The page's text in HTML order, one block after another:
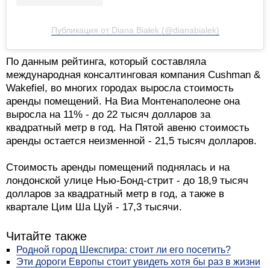
Публикация от Diana Białek (@dianabialek)
По данным рейтинга, который составляла
международная консалтинговая компания Cushman &
Wakefiel, во многих городах выросла стоимость
аренды помещений. На Виа Монтенаполеоне она
выросла на 11% - до 22 тысяч долларов за
квадратный метр в год. На Пятой авеню стоимость
аренды остается неизменной - 21,5 тысяч долларов.
Стоимость аренды помещений поднялась и на
лондонской улице Нью-Бонд-стрит - до 18,9 тысяч
долларов за квадратный метр в год, а также в
квартале Цим Ша Цуй - 17,3 тысячи.
Читайте также
Родной город Шекспира: стоит ли его посетить?
Эти дороги Европы стоит увидеть хотя бы раз в жизни